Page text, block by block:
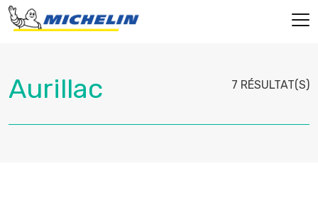
7 RÉSULTAT(S)